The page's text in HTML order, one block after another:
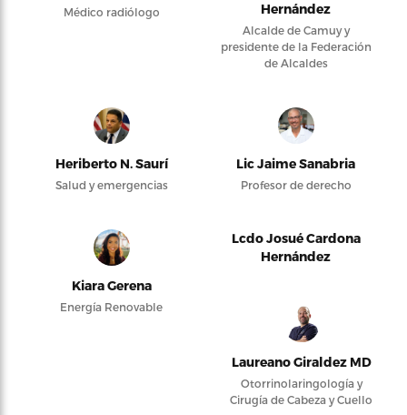
Médico radiólogo
Hernández
Alcalde de Camuy y
presidente de la Federación
de Alcaldes
Heriberto N. Saurí
Salud y emergencias
Lic Jaime Sanabria
Profesor de derecho
Kiara Gerena
Energía Renovable
Lcdo Josué Cardona
Hernández
Laureano Giraldez MD
Otorrinolaringología y
Cirugía de Cabeza y Cuello